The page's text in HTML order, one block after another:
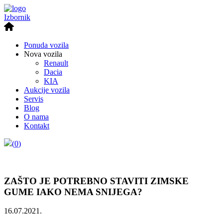
Izbornik
Ponuda vozila
Nova vozila
Renault
Dacia
KIA
Aukcije vozila
Servis
Blog
O nama
Kontakt
(0)
ZAŠTO JE POTREBNO STAVITI ZIMSKE
GUME IAKO NEMA SNIJEGA?
16.07.2021.